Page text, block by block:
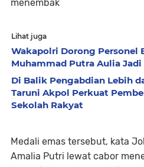
menembak
Lihat juga
Wakapolri Dorong Personel
Muhammad Putra Aulia
Di Balik Pengabdian Lebih
Taruni Akpol Perkuat
Sekolah Rakyat
Medali emas tersebut, kata
Amalia Putri lewat cabor